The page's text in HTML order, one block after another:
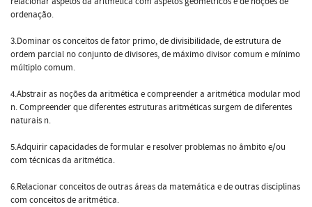
ordenação.
3.Dominar os conceitos de fator primo, de divisibilidade, de estrutura de
ordem parcial no conjunto de divisores, de máximo divisor comum e mínimo
múltiplo comum.
4.Abstrair as noções da aritmética e compreender a aritmética modular mod
n. Compreender que diferentes estruturas aritméticas surgem de diferentes
naturais n.
5.Adquirir capacidades de formular e resolver problemas no âmbito e/ou
com técnicas da aritmética.
6.Relacionar conceitos de outras áreas da matemática e de outras disciplinas
com conceitos de aritmética.